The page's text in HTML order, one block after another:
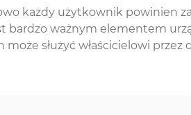
każdy użytkownik powinien
bardzo ważnym elementem
może służyć właścicielowi przez